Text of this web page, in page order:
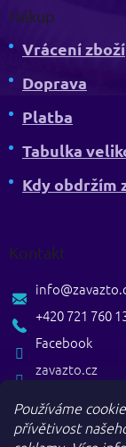
Používáme
přívětivost
Nákup
Vrácení zboží
Doprava
Platba
Tabulka
Kdy obdržím
Kontakt
zavazto.cz
info@
+420 721 760
Facebook